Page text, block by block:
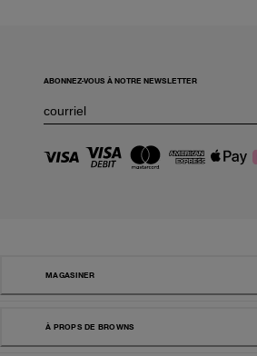
ABONNEZ-VOUS À NOTRE NEWSLETTER
MAGASINER
À PROPS DE BROWNS